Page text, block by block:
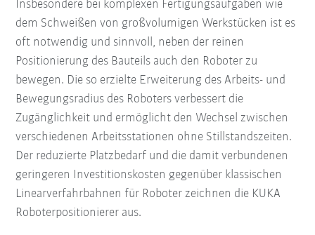
Insbesondere bei komplexen Fertigungsaufgaben wie
dem Schweißen von großvolumigen Werkstücken ist es
oft notwendig und sinnvoll, neben der reinen
Positionierung des Bauteils auch den Roboter zu
bewegen. Die so erzielte Erweiterung des Arbeits- und
Bewegungsradius des Roboters verbessert die
Zugänglichkeit und ermöglicht den Wechsel zwischen
verschiedenen Arbeitsstationen ohne Stillstandszeiten.
Der reduzierte Platzbedarf und die damit verbundenen
geringeren Investitionskosten gegenüber klassischen
Linearverfahrbahnen für Roboter zeichnen die KUKA
Roboterpositionierer aus.